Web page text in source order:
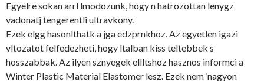
Egyelre sokan arrl lmodozunk, hogy n hatrozottan lenygz
vadonatj tengerentli ultravkony.
Ezek elgg hasonlthatk a jga edzprnkhoz. Az egyetlen igazi
vltozatot felfedezheti, hogy ltalban kiss teltebbek s
hosszabbak. Az ilyen sznyegek ellltshoz hasznos informci a
Winter Plastic Material Elastomer lesz. Ezek nem ‘nagyon